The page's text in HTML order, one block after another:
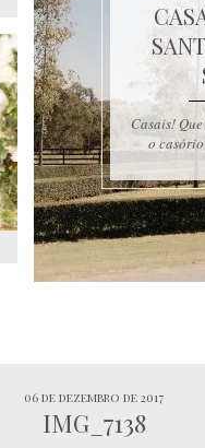
Casais!
o
06 de dezembro de 2017
IMG_7138